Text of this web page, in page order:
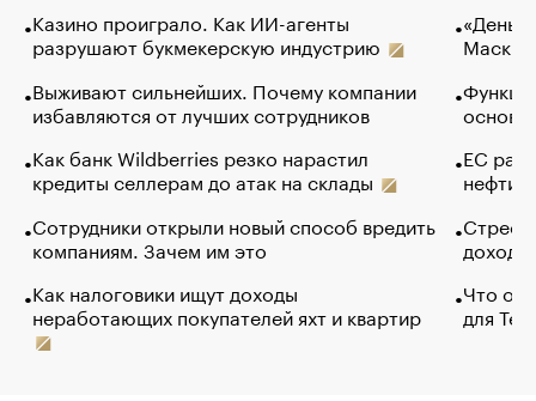
Казино проиграло. Как ИИ-агенты
разрушают букмекерскую индустрию
Выживают сильнейших. Почему компании
избавляются от лучших сотрудников
Как банк Wildberries резко нарастил
кредиты селлерам до атак на склады
Сотрудники открыли новый способ вредить
компаниям. Зачем им это
Как налоговики ищут доходы
неработающих покупателей яхт и квартир
Маск в
основ
ЕС
нефти
Что
для